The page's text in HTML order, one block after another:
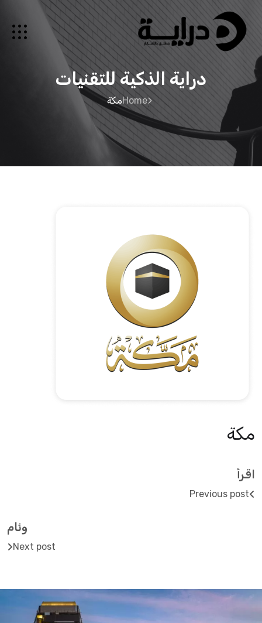
دراية الذكية للتقنيات
Homeمكة
مكة
اقرأ
Previous post
وئام
Next post